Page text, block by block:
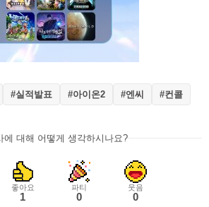
#실적발표 #아이온2 #엔씨 #컨콜
에 대해 어떻게 생각하시나요?
좋아요
1
파티
0
웃음
0